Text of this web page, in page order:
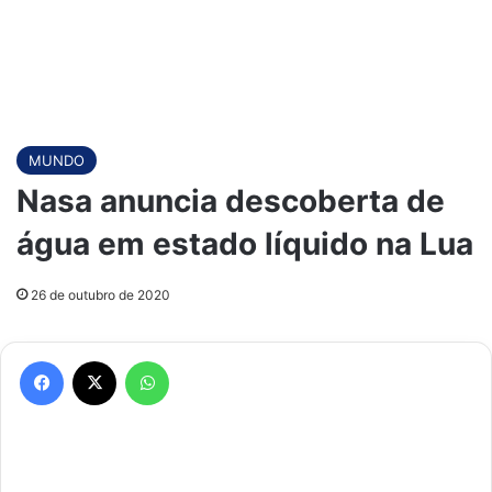
MUNDO
Nasa anuncia descoberta de
água em estado líquido na Lua
26 de outubro de 2020
Facebook